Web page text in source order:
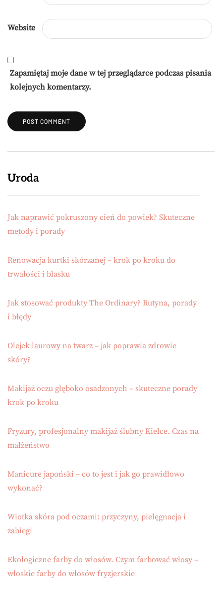
Website
Zapamiętaj moje dane w tej przeglądarce podczas pisania
kolejnych komentarzy.
Uroda
Jak naprawić pokruszony cień do powiek? Skuteczne
metody i porady
Renowacja kurtki skórzanej – krok po kroku do
trwałości i blasku
Jak stosować produkty The Ordinary? Rutyna, porady
i błędy
Olejek laurowy na twarz – jak poprawia zdrowie
skóry?
Makijaż oczu głęboko osadzonych – skuteczne porady
krok po kroku
Fryzury, profesjonalny makijaż ślubny Kielce. Czas na
małżeństwo
Manicure japoński – co to jest i jak go prawidłowo
wykonać?
Wiotka skóra pod oczami: przyczyny, pielęgnacja i
zabiegi
Ekologiczne farby do włosów. Czym farbować włosy –
włoskie farby do włosów fryzjerskie